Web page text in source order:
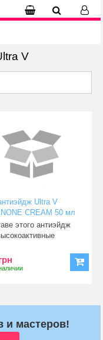
V
Ultra V
CREAM 50 мл
этого антиэйдж
и мастеров!